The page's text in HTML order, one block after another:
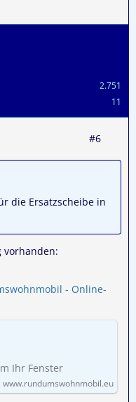
2.751
11
#6
die Ersatzscheibe in
vorhanden:
- Online-
Ihr Fenster
www.rundumswohnmobil.eu